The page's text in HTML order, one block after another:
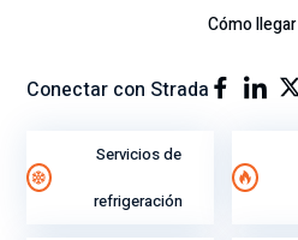
Cómo llegar
Conectar con Strada
Servicios de
refrigeración